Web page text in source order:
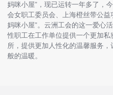
妈咪小屋”，现已运转一年多了，
会女职工委员会、上海橙丝带公
妈咪小屋”。云洲工会的这一爱心
性职工在工作单位提供一个更加
所，提供更加人性化的温馨服务
般的温暖。